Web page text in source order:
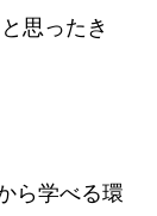
思ったき
ら学べる環